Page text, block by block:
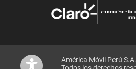
América Móvil Perú